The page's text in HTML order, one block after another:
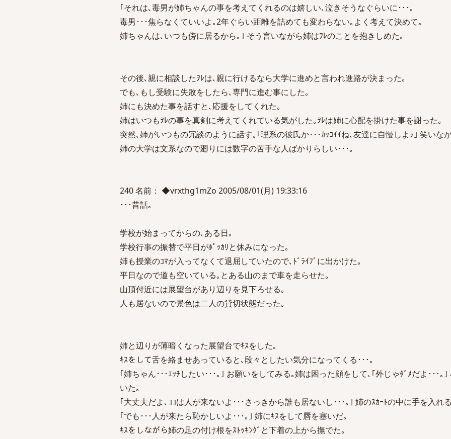
｢それは､毒男が姉ちゃんの事を考えてくれるのは嬉しい､泣きそうなぐらいに･･･｡
毒男･･･焦らなくていいよ｡2年ぐらい距離を詰めても変わらない｡よく考えて決めて｡
姉ちゃんは､いつも傍に居るから｡｣ そう言いながら姉はｦﾚのことを抱きしめた｡
その後､親に相談したｦﾚは､親に行けるなら大学に進めと言われ進路が決まった｡
でも､もし受験に失敗をしたら､専門に進む事にした｡
姉にも決めた事を話すと､応援をしてくれた｡
姉はいつもｦﾚの事を真剣に考えてくれている気がした｡ｦﾚは姉に心配を掛けた事を謝った｡
突然､姉がいつもの冗談のように話す｡｢理系の彼氏か･･･ｶｯｺｲｲね､友達に自慢しよ♪｣ 笑いな
姉の大学は文系なので廻りには数字の苦手な人ばかりらしい･･･｡
240 名前： ◆vrxthg1mZo 2005/08/01(月) 19:33:16
･･･昔話｡
学校が始まってからの､ある日｡
学校行事の振替で平日がﾎﾟｯｶﾘと休みになった｡
姉も授業のｺﾏが入ってなくて退屈していたので､ﾄﾞﾗｲﾌﾞに出かけた｡
平日なので道も空いている｡とある山のまで車を走らせた｡
山頂付近には展望台があり辺りを見下ろせる｡
人も居ないので景色は二人の貸切状態だった｡
姉と辺りが薄暗くなった展望台でｷｽをした｡
ｷｽをして舌を絡ませあっていると､段々としたい気分になってくる･･･｡
｢姉ちゃん･･･ｴｯﾁしたい･･･｡｣ お願いをしてみる｡姉は困った顔をして､｢外じゃﾀﾞﾒだよ･･･｡
いた｡
｢大丈夫だよ､ｺｺは人が来ないよ･･･さっきから誰も居ないし･･･｡｣ 姉のｽｶｰﾄの中に手を入れ
｢でも･･･人が来たら恥かしいよ･･･｡｣ 姉にｷｽをして唇を塞いだ｡
ｷｽをしながら姉の足の付け根をｽﾄｯｷﾝｸﾞと下着の上から撫でた｡